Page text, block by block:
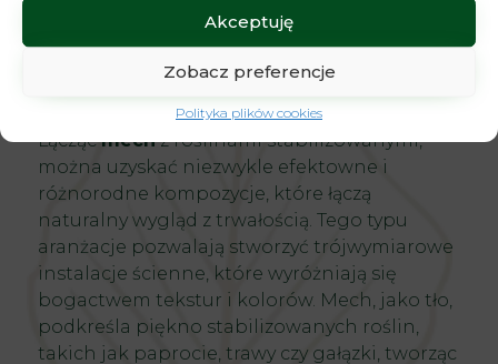
wycofanie zgody może niekorzystnie wpłynąć na niektóre cechy i
Akceptuję
Zobacz preferencje
Polityka plików cookies
Połączenie mchu i
Łączącmechzroślinami stabilizowanymi,
można uzyskać niezwykle efektowne i
różnorodne kompozycje, które łączą
naturalny wygląd z trwałością. Tego typu
aranżacje pozwalają stworzyć trójwymiarowe
instalacje ścienne, które wyróżniają się
bogactwem tekstur i kolorów. Mech, jako tło,
podkreśla piękno stabilizowanych roślin,
takich jak paprocie, trawy czy gałązki, tworząc